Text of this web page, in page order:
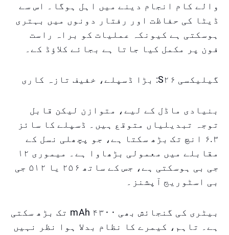
والے کام انجام دینے میں اہل ہوگا۔ اس سے
ڈیٹا کی حفاظت اور رفتار دونوں میں بہتری
ہوسکتی ہے کیونکہ عملیات کو براہ راست
فون پر مکمل کیا جاتا ہے بجائے کلاؤڈ کے۔
گیلیکسی S۲۶: بڑا ڈسپلے، خفیف تازہ کاری
بنیادی ماڈل کے لیے، متوازن لیکن قابل
توجہ تبدیلیاں متوقع ہیں۔ ڈسپلے کا سائز
۶.۳ انچ تک بڑھ سکتا ہے، جو پچھلی نسل کے
مقابلے میں معمولی بڑھاوا ہے۔ میموری ۱۲
جی بی ہوسکتی ہے، جس کے ساتھ ۲۵۶ یا ۵۱۲ جی
بی اسٹوریج آپشنز۔
بیٹری کی گنجائش بھی ۴۳۰۰ mAh تک بڑھ سکتی
ہے۔ تاہم، کیمرے کا نظام بدلا ہوا نظر نہیں